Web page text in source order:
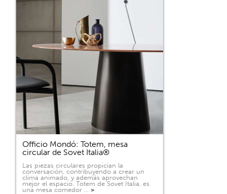
Officio Mondó: Totem, mesa
circular de Sovet Italia®
Las piezas circulares propician la
conversación, contribuyendo a crear un
clima animado, y además aprovechan
mejor el espacio. Totem de Sovet Italia, es
una mesa comedor … >